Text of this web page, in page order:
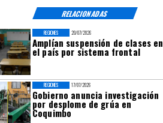
RELACIONADAS
20/07/2026
Amplían suspensión de clases en
el país por sistema frontal
REGIONES
17/07/2026
Gobierno anuncia investigación
por desplome de grúa en
Coquimbo
REGIONES